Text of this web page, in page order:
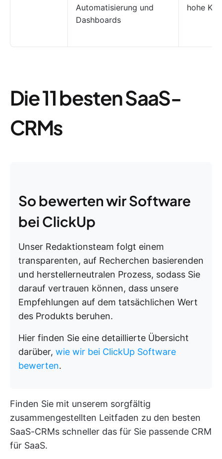
Automatisierung und
Dashboards
hohe
Die 11 besten SaaS-
CRMs
So bewerten wir Software
bei ClickUp
Unser Redaktionsteam folgt einem
transparenten, auf Recherchen basierenden
und herstellerneutralen Prozess, sodass Sie
darauf vertrauen können, dass unsere
Empfehlungen auf dem tatsächlichen Wert
des Produkts beruhen.
Hier finden Sie eine detaillierte Übersicht
darüber, wie wir bei ClickUp Software
bewerten.
Finden Sie mit unserem sorgfältig
zusammengestellten Leitfaden zu den besten
SaaS-CRMs schneller das für Sie passende CRM
für SaaS.